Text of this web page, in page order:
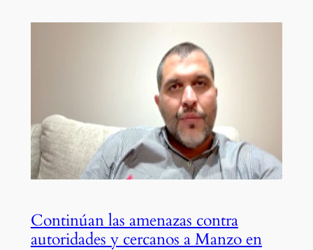
Continúan las amenazas contra
autoridades y cercanos a Manzo en